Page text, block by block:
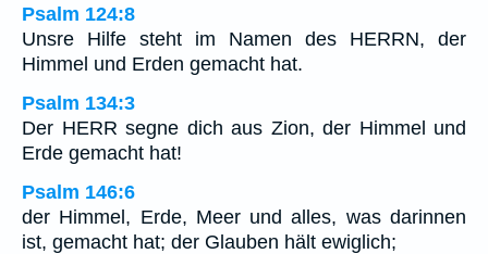
Psalm 124:8
Unsre Hilfe steht im Namen des HERRN, der
Himmel und Erden gemacht hat.
Psalm 134:3
Der HERR segne dich aus Zion, der Himmel und
Erde gemacht hat!
Psalm 146:6
der Himmel, Erde, Meer und alles, was darinnen
ist, gemacht hat; der Glauben hält ewiglich;